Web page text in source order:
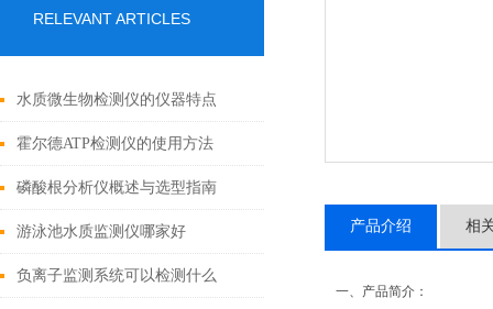
RELEVANT ARTICLES
水质微生物检测仪的仪器特点
霍尔德ATP检测仪的使用方法
磷酸根分析仪概述与选型指南
游泳池水质监测仪哪家好
负离子监测系统可以检测什么
产品介绍 相
一、产品简介：